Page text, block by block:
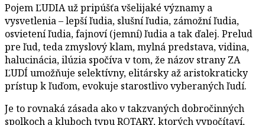
Pojem ĽUDIA už pripúšťa všelijaké významy a
vysvetlenia – lepší ľudia, slušní ľudia, zámožní ľudia,
osvietení ľudia, fajnoví (jemní) ľudia a tak ďalej. Prelud
pre ľud, teda zmyslový klam, mylná predstava, vidina,
halucinácia, ilúzia spočíva v tom, že názov strany ZA
ĽUDÍ umožňuje selektívny, elitársky až aristokraticky
prístup k ľuďom, evokuje starostlivo vyberaných ľudí.
Je to rovnaká zásada ako v takzvaných dobročinných
spolkoch a kluboch typu ROTARY, ktorých vypočítaví,